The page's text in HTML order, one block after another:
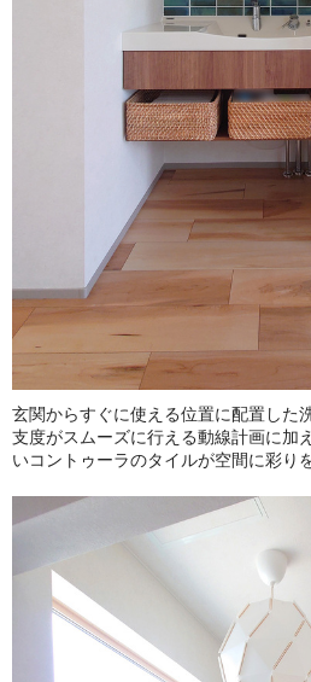
玄関からすぐに使える位置に配置した
支度がスムーズに行える動線計画に加
いコントゥーラのタイルが空間に彩り